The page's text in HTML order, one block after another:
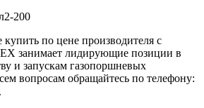
200
по цене производителя с
занимает лидирующие позиции в
и запускам газопоршневых
вопросам обращайтесь по телефону: